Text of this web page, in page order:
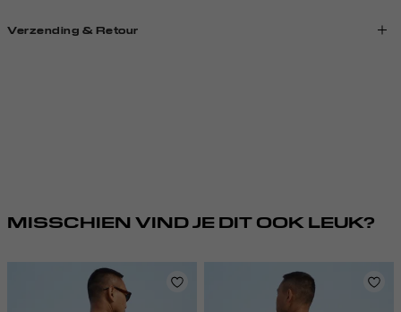
Verzending & Retour
MISSCHIEN VIND JE DIT OOK LEUK?